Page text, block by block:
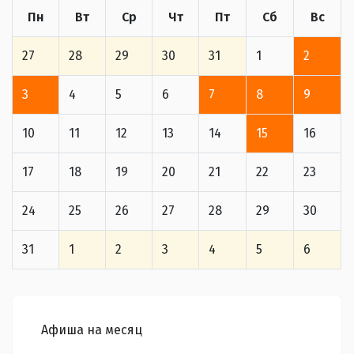
Пн Вт Ср Чт Пт Сб Вс
27 28 29 30 31 1 2
3 4 5 6 7 8 9
10 11 12 13 14 15 16
17 18 19 20 21 22 23
24 25 26 27 28 29 30
31 1 2 3 4 5 6
Афиша на месяц